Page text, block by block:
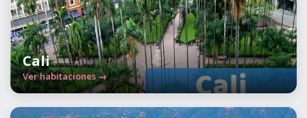
Cali
Ver habitaciones →